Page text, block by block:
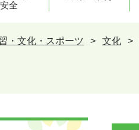
安全
・文化・スポーツ > 文化 >